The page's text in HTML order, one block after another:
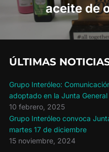
aceite de
ÚLTIMAS
Grupo Interóleo:
adoptado en la Junta
10 febrero, 2025
Grupo Interóleo convoca
martes 17 de diciembre
15 noviembre, 2024